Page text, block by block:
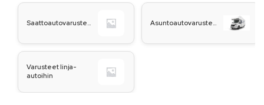
Varusteet linja-
autoihin